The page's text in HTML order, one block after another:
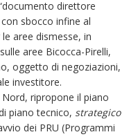
direttore
sbocco infine al
aree dismesse, in
aree Bicocca-Pirelli,
oggetto di negoziazioni,
investitore.
ripropone il piano
piano tecnico, strategico
dei PRU (Programmi